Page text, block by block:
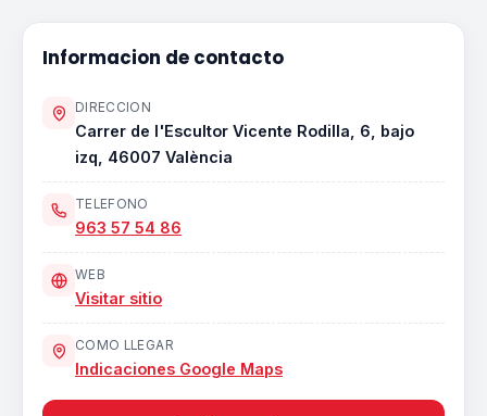
Informacion de contacto
DIRECCION
Carrer de l'Escultor Vicente Rodilla, 6, bajo
izq, 46007 València
TELEFONO
963 57 54 86
WEB
Visitar sitio
COMO LLEGAR
Indicaciones Google Maps